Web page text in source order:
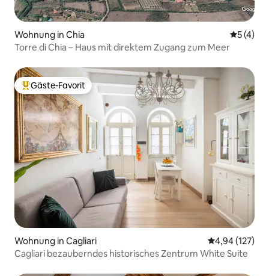
Wohnung in Chia
5 (4)
Torre di Chia – Haus mit direktem Zugang zum Meer
Beliebter Gäste-Favorit.
Gäste-Favorit
Wohnung in Cagliari
4,94 (127)
Cagliari bezauberndes historisches Zentrum White Suite